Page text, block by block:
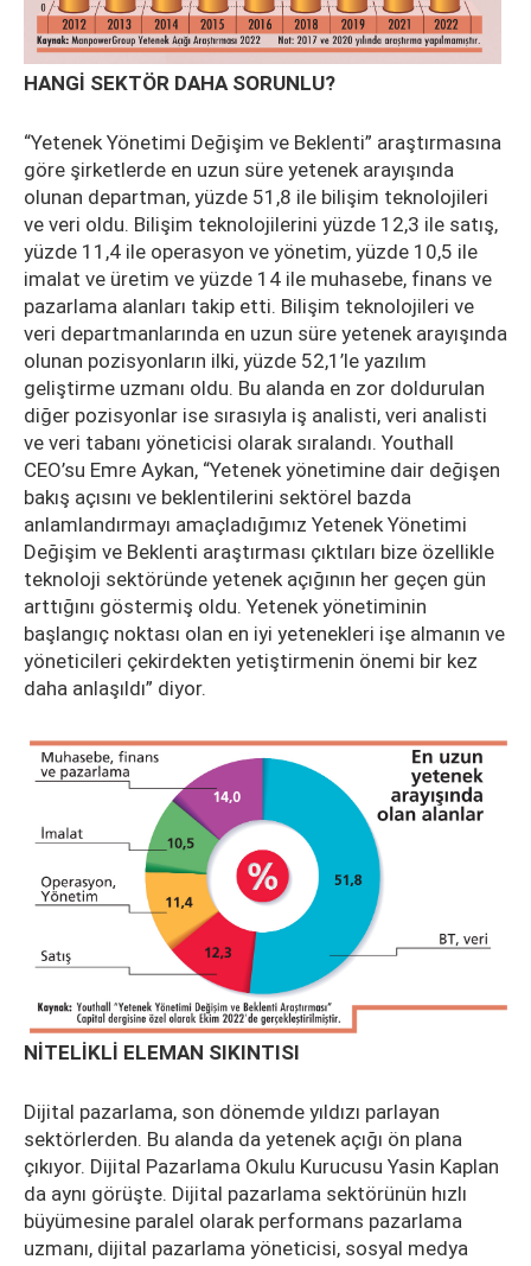
HANGİ SEKTÖR DAHA SORUNLU?
“Yetenek Yönetimi Değişim ve Beklenti” araştırmasına
göre şirketlerde en uzun süre yetenek arayışında
olunan departman, yüzde 51,8 ile bilişim teknolojileri
ve veri oldu. Bilişim teknolojilerini yüzde 12,3 ile satış,
yüzde 11,4 ile operasyon ve yönetim, yüzde 10,5 ile
imalat ve üretim ve yüzde 14 ile muhasebe, finans ve
pazarlama alanları takip etti. Bilişim teknolojileri ve
veri departmanlarında en uzun süre yetenek arayışında
olunan pozisyonların ilki, yüzde 52,1’le yazılım
geliştirme uzmanı oldu. Bu alanda en zor doldurulan
diğer pozisyonlar ise sırasıyla iş analisti, veri analisti
ve veri tabanı yöneticisi olarak sıralandı. Youthall
CEO’su Emre Aykan, “Yetenek yönetimine dair değişen
bakış açısını ve beklentilerini sektörel bazda
anlamlandırmayı amaçladığımız Yetenek Yönetimi
Değişim ve Beklenti araştırması çıktıları bize özellikle
teknoloji sektöründe yetenek açığının her geçen gün
arttığını göstermiş oldu. Yetenek yönetiminin
başlangıç noktası olan en iyi yetenekleri işe almanın ve
yöneticileri çekirdekten yetiştirmenin önemi bir kez
daha anlaşıldı” diyor.
NİTELİKLİ ELEMAN SIKINTISI
Dijital pazarlama, son dönemde yıldızı parlayan
sektörlerden. Bu alanda da yetenek açığı ön plana
çıkıyor. Dijital Pazarlama Okulu Kurucusu Yasin Kaplan
da aynı görüşte. Dijital pazarlama sektörünün hızlı
büyümesine paralel olarak performans pazarlama
uzmanı, dijital pazarlama yöneticisi, sosyal medya